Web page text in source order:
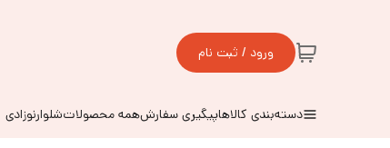
ورود / ثبت نام
دسته‌بندی کالاهاپیگیری سفارشهمه محصولاتشلوارنوزادی